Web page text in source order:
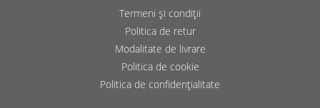
Termeni și condiții
Politica de retur
Modalitate de livrare
Politica de cookie
Politica de confidențialitate